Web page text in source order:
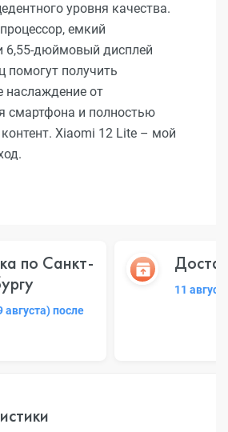
уровня качества.
емкий
6,55-дюймовый дисплей
помогут получить
наслаждение от
смартфона и полностью
контент. Xiaomi 12 Lite – мой
по Санкт-
августа) после
11